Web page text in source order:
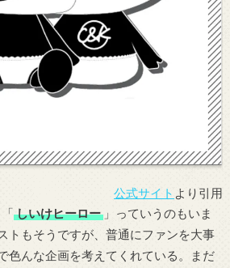
公式サイト より引用
しいけヒーロー」っていうのもいま
トもそうですが、普通にファンを大事
色んな企画を考えてくれている。まだ